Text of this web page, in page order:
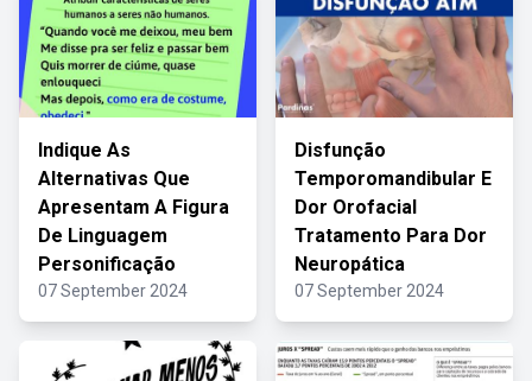
Indique As
Alternativas Que
Apresentam A Figura
De Linguagem
Personificação
07 September 2024
Disfunção
Temporomandibular E
Dor Orofacial
Tratamento Para Dor
Neuropática
07 September 2024